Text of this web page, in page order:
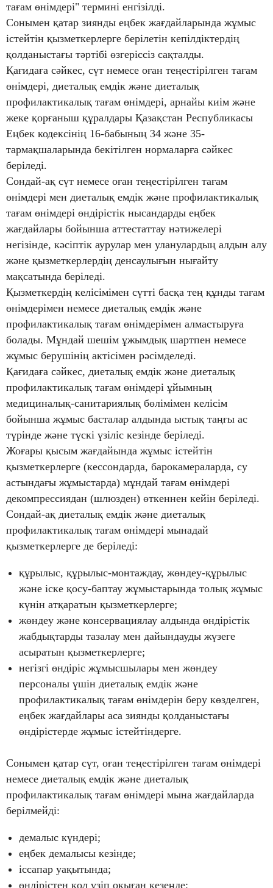
тағам өнімдері" термині енгізілді.
Сонымен қатар зиянды еңбек жағдайларында жұмыс
істейтін қызметкерлерге берілетін кепілдіктердің
қолданыстағы тәртібі өзгеріссіз сақталды.
Қағидаға сәйкес, сүт немесе оған теңестірілген тағам
өнімдері, диеталық емдік және диеталық
профилактикалық тағам өнімдері, арнайы киім және
жеке қорғаныш құралдары Қазақстан Республикасы
Еңбек кодексінің 16-бабының 34 және 35-
тармақшаларында бекітілген нормаларға сәйкес
беріледі.
Сондай-ақ сүт немесе оған теңестірілген тағам
өнімдері мен диеталық емдік және профилактикалық
тағам өнімдері өндірістік нысандарды еңбек
жағдайлары бойынша аттестаттау нәтижелері
негізінде, кәсіптік аурулар мен уланулардың алдын алу
және қызметкерлердің денсаулығын нығайту
мақсатында беріледі.
Қызметкердің келісімімен сүтті басқа тең құнды тағам
өнімдерімен немесе диеталық емдік және
профилактикалық тағам өнімдерімен алмастыруға
болады. Мұндай шешім ұжымдық шартпен немесе
жұмыс берушінің актісімен рәсімделеді.
Қағидаға сәйкес, диеталық емдік және диеталық
профилактикалық тағам өнімдері ұйымның
медициналық-санитариялық бөлімімен келісім
бойынша жұмыс басталар алдында ыстық таңғы ас
түрінде және түскі үзіліс кезінде беріледі.
Жоғары қысым жағдайында жұмыс істейтін
қызметкерлерге (кессондарда, барокамераларда, су
астындағы жұмыстарда) мұндай тағам өнімдері
декомпрессиядан (шлюзден) өткеннен кейін беріледі.
Сондай-ақ диеталық емдік және диеталық
профилактикалық тағам өнімдері мынадай
қызметкерлерге де беріледі:
құрылыс, құрылыс-монтаждау, жөндеу-құрылыс
және іске қосу-баптау жұмыстарында толық жұмыс
күнін атқаратын қызметкерлерге;
жөндеу және консервациялау алдында өндірістік
жабдықтарды тазалау мен дайындауды жүзеге
асыратын қызметкерлерге;
негізгі өндіріс жұмысшылары мен жөндеу
персоналы үшін диеталық емдік және
профилактикалық тағам өнімдерін беру көзделген,
еңбек жағдайлары аса зиянды қолданыстағы
өндірістерде жұмыс істейтіндерге.
Сонымен қатар сүт, оған теңестірілген тағам өнімдері
немесе диеталық емдік және диеталық
профилактикалық тағам өнімдері мына жағдайларда
берілмейді:
демалыс күндері;
еңбек демалысы кезінде;
іссапар уақытында;
өндірістен қол үзіп оқыған кезеңде;